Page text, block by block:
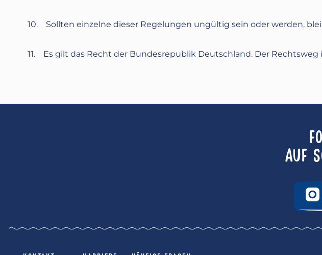
10. Sollten einzelne dieser Regelungen ungültig sein oder werden,
11. Es gilt das Recht der Bundesrepublik Deutschland. Der Rechtsweg
AUF